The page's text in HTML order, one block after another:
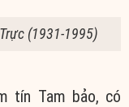
(1931-1995)
tín Tam bảo, có